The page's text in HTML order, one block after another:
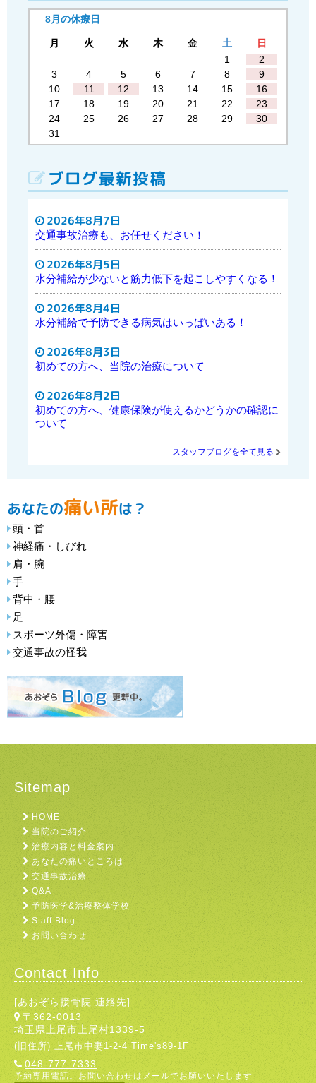
8月の休療日
月 火 水 木 金 土
日
1
2
3
4 5 6 7 8
9
10
11 12 13 14 15
16
17
18 19 20 21 22
23
24
25 26 27 28 29
30
31
ブログ最新投稿
2026年8月7日
交通事故治療も、お任せください！
2026年8月5日
水分補給が少ないと筋力低下を起こしやすくなる！
2026年8月4日
水分補給で予防できる病気はいっぱいある！
2026年8月3日
初めての方へ、当院の治療について
2026年8月2日
初めての方へ、健康保険が使えるかどうかの確認に
ついて
スタッフブログを全て見る
あなたの痛い所は？
頭・首
神経痛・しびれ
肩・腕
手
背中・腰
足
スポーツ外傷・障害
交通事故の怪我
Sitemap
HOME
当院のご紹介
治療内容と料金案内
あなたの痛いところは
交通事故治療
Q&A
予防医学&治療整体学校
Staff Blog
お問い合わせ
Contact Info
[あおぞら接骨院 連絡先]
〒362-0013
埼玉県上尾市上尾村1339-5
(旧住所) 上尾市中妻1-2-4 Time's89-1F
048-777-7333
予約専用電話。お問い合わせはメールでお願いいたします